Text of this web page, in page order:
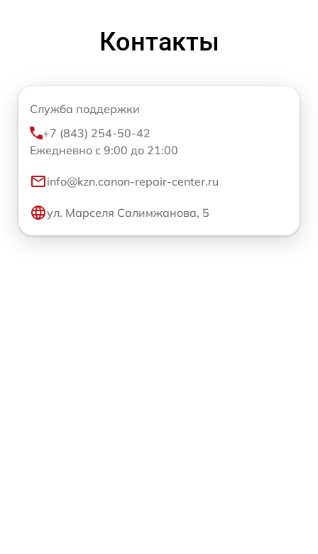
Контакты
Служба поддержки
+7 (843) 254-50-42
Ежедневно с 9:00 до 21:00
info@kzn.canon-repair-center.ru
ул. Марселя Салимжанова, 5